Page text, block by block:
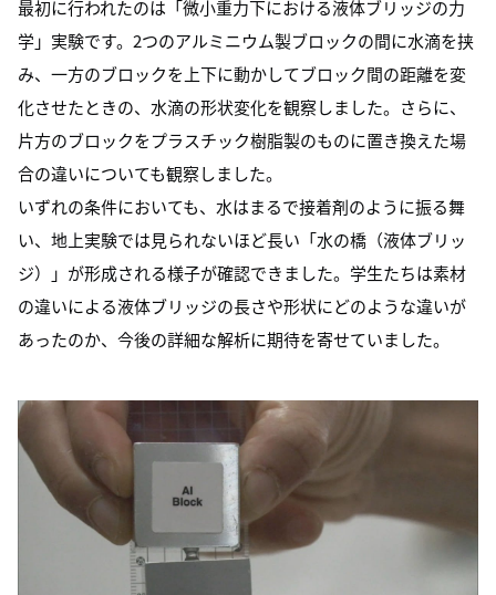
最初に行われたのは「微小重力下における液体ブリッジの力
学」実験です。2つのアルミニウム製ブロックの間に水滴を挟
み、一方のブロックを上下に動かしてブロック間の距離を変
化させたときの、水滴の形状変化を観察しました。さらに、
片方のブロックをプラスチック樹脂製のものに置き換えた場
合の違いについても観察しました。
いずれの条件においても、水はまるで接着剤のように振る舞
い、地上実験では見られないほど長い「水の橋（液体ブリッ
ジ）」が形成される様子が確認できました。学生たちは素材
の違いによる液体ブリッジの長さや形状にどのような違いが
あったのか、今後の詳細な解析に期待を寄せていました。